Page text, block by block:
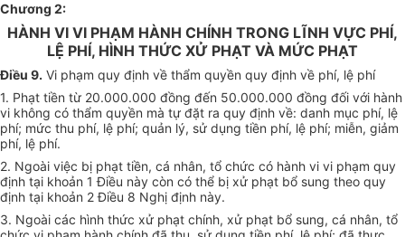
Chương 2:
HÀNH VI VI PHẠM HÀNH CHÍNH TRONG LĨNH VỰC PHÍ,
LỆ PHÍ, HÌNH THỨC XỬ PHẠT VÀ MỨC PHẠT
Điều 9. Vi phạm quy định về thẩm quyền quy định về phí, lệ phí
1. Phạt tiền từ 20.000.000 đồng đến 50.000.000 đồng đối với hành
vi không có thẩm quyền mà tự đặt ra quy định về: danh mục phí, lệ
phí; mức thu phí, lệ phí; quản lý, sử dụng tiền phí, lệ phí; miễn, giảm
phí, lệ phí.
2. Ngoài việc bị phạt tiền, cá nhân, tổ chức có hành vi vi phạm quy
định tại khoản 1 Điều này còn có thể bị xử phạt bổ sung theo quy
định tại khoản 2 Điều 8 Nghị định này.
3. Ngoài các hình thức xử phạt chính, xử phạt bổ sung, cá nhân, tổ